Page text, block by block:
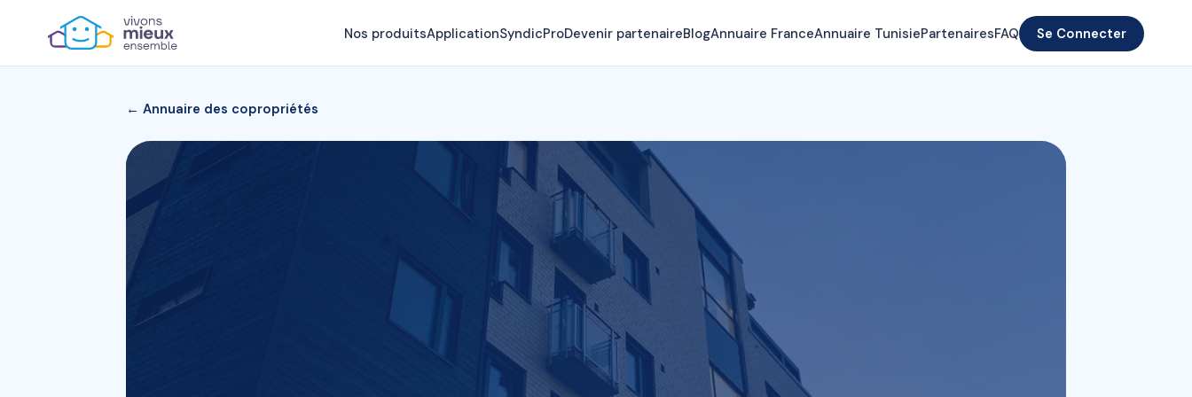
Nos produitsApplicationSyndicProDevenir partenaireBlogAnnuaire FranceAnnuaire TunisiePartenairesFAQ Se Connecter
← Annuaire des copropriétés